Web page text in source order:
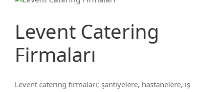
Levent Catering
Firmaları
Levent catering firmaları; şantiyelere, hastanelere, iş